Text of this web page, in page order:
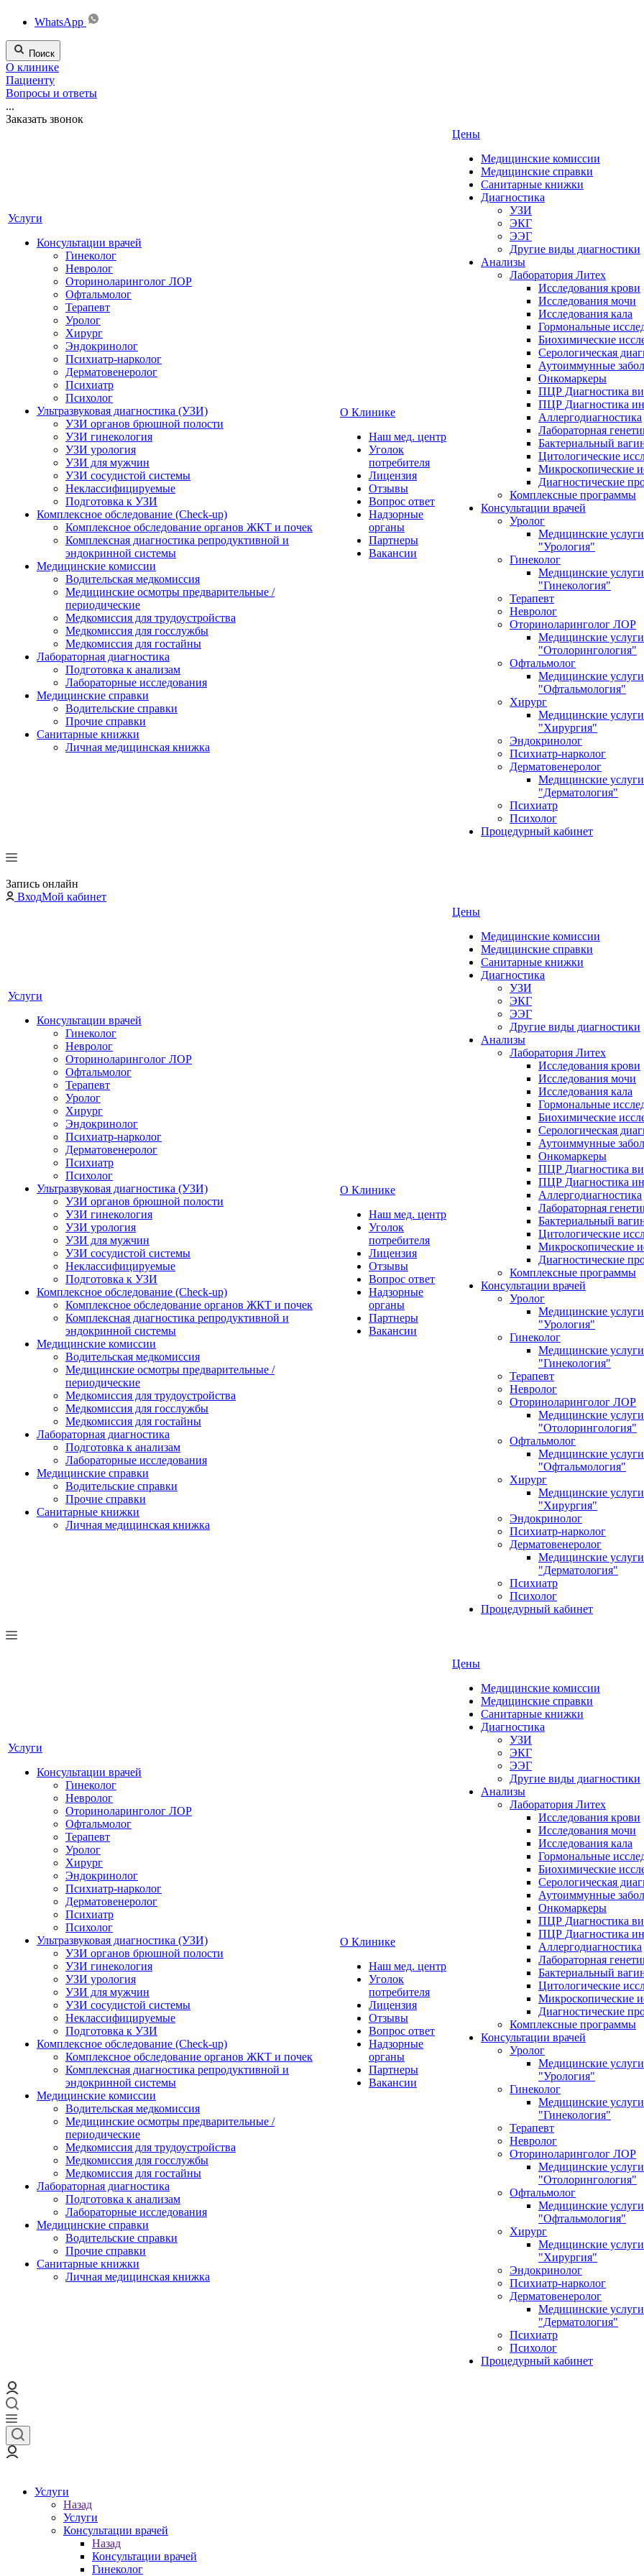
WhatsApp
Поиск
О клинике
Пациенту
Вопросы и ответы
...
Заказать звонок
Услуги
Консультации врачей
Гинеколог
Невролог
Оториноларинголог ЛОР
Офтальмолог
Терапевт
Уролог
Хирург
Эндокринолог
Психиатр-нарколог
Дерматовенеролог
Психиатр
Психолог
Ультразвуковая диагностика (УЗИ)
УЗИ органов брюшной полости
УЗИ гинекология
УЗИ урология
УЗИ для мужчин
УЗИ сосудистой системы
Неклассифицируемые
Подготовка к УЗИ
Комплексное обследование (Check-up)
Комплексное обследование органов ЖКТ и почек
Комплексная диагностика репродуктивной и
эндокринной системы
Медицинские комиссии
Водительская медкомиссия
Медицинские осмотры предварительные /
периодические
Медкомиссия для трудоустройства
Медкомиссия для госслужбы
Медкомиссия для гостайны
Лабораторная диагностика
Подготовка к анализам
Лабораторные исследования
Медицинские справки
Водительские справки
Прочие справки
Санитарные книжки
Личная медицинская книжка
О Клинике
Наш мед. центр
Уголок
потребителя
Лицензия
Отзывы
Вопрос ответ
Надзорные
органы
Партнеры
Вакансии
Цены
Медицинские комиссии
Медицинские справки
Санитарные книжки
Диагностика
УЗИ
ЭКГ
ЭЭГ
Другие виды диагностики
Анализы
Лаборатория Литех
Исследования крови
Исследования мочи
Исследования кала
Гормональные
Биохимические
Серологическая
Аутоиммунные
Онкомаркеры
ПЦР Диагностика
ПЦР Диагностика
Аллергодиагностика
Лабораторная
Бактериальный
Цитологические
Микроскопические
Диагностические
Комплексные программы
Консультации врачей
Уролог
Медицинские
"Урология"
Гинеколог
Медицинские
"Гинекология"
Терапевт
Невролог
Оториноларинголог ЛОР
Медицинские
"Отолорингология"
Офтальмолог
Медицинские
"Офтальмология"
Хирург
Медицинские
"Хирургия"
Эндокринолог
Психиатр-нарколог
Дерматовенеролог
Медицинские
"Дерматология"
Психиатр
Психолог
Процедурный кабинет
Запись онлайн
ВходМой кабинет
Услуги
Консультации врачей
Гинеколог
Невролог
Оториноларинголог ЛОР
Офтальмолог
Терапевт
Уролог
Хирург
Эндокринолог
Психиатр-нарколог
Дерматовенеролог
Психиатр
Психолог
Ультразвуковая диагностика (УЗИ)
УЗИ органов брюшной полости
УЗИ гинекология
УЗИ урология
УЗИ для мужчин
УЗИ сосудистой системы
Неклассифицируемые
Подготовка к УЗИ
Комплексное обследование (Check-up)
Комплексное обследование органов ЖКТ и почек
Комплексная диагностика репродуктивной и
эндокринной системы
Медицинские комиссии
Водительская медкомиссия
Медицинские осмотры предварительные /
периодические
Медкомиссия для трудоустройства
Медкомиссия для госслужбы
Медкомиссия для гостайны
Лабораторная диагностика
Подготовка к анализам
Лабораторные исследования
Медицинские справки
Водительские справки
Прочие справки
Санитарные книжки
Личная медицинская книжка
О Клинике
Наш мед. центр
Уголок
потребителя
Лицензия
Отзывы
Вопрос ответ
Надзорные
органы
Партнеры
Вакансии
Цены
Медицинские комиссии
Медицинские справки
Санитарные книжки
Диагностика
УЗИ
ЭКГ
ЭЭГ
Другие виды диагностики
Анализы
Лаборатория Литех
Исследования крови
Исследования мочи
Исследования кала
Гормональные
Биохимические
Серологическая
Аутоиммунные
Онкомаркеры
ПЦР Диагностика
ПЦР Диагностика
Аллергодиагностика
Лабораторная
Бактериальный
Цитологические
Микроскопические
Диагностические
Комплексные программы
Консультации врачей
Уролог
Медицинские
"Урология"
Гинеколог
Медицинские
"Гинекология"
Терапевт
Невролог
Оториноларинголог ЛОР
Медицинские
"Отолорингология"
Офтальмолог
Медицинские
"Офтальмология"
Хирург
Медицинские
"Хирургия"
Эндокринолог
Психиатр-нарколог
Дерматовенеролог
Медицинские
"Дерматология"
Психиатр
Психолог
Процедурный кабинет
Услуги
Консультации врачей
Гинеколог
Невролог
Оториноларинголог ЛОР
Офтальмолог
Терапевт
Уролог
Хирург
Эндокринолог
Психиатр-нарколог
Дерматовенеролог
Психиатр
Психолог
Ультразвуковая диагностика (УЗИ)
УЗИ органов брюшной полости
УЗИ гинекология
УЗИ урология
УЗИ для мужчин
УЗИ сосудистой системы
Неклассифицируемые
Подготовка к УЗИ
Комплексное обследование (Check-up)
Комплексное обследование органов ЖКТ и почек
Комплексная диагностика репродуктивной и
эндокринной системы
Медицинские комиссии
Водительская медкомиссия
Медицинские осмотры предварительные /
периодические
Медкомиссия для трудоустройства
Медкомиссия для госслужбы
Медкомиссия для гостайны
Лабораторная диагностика
Подготовка к анализам
Лабораторные исследования
Медицинские справки
Водительские справки
Прочие справки
Санитарные книжки
Личная медицинская книжка
О Клинике
Наш мед. центр
Уголок
потребителя
Лицензия
Отзывы
Вопрос ответ
Надзорные
органы
Партнеры
Вакансии
Цены
Медицинские комиссии
Медицинские справки
Санитарные книжки
Диагностика
УЗИ
ЭКГ
ЭЭГ
Другие виды диагностики
Анализы
Лаборатория Литех
Исследования крови
Исследования мочи
Исследования кала
Гормональные
Биохимические
Серологическая
Аутоиммунные
Онкомаркеры
ПЦР Диагностика
ПЦР Диагностика
Аллергодиагностика
Лабораторная
Бактериальный
Цитологические
Микроскопические
Диагностические
Комплексные программы
Консультации врачей
Уролог
Медицинские
"Урология"
Гинеколог
Медицинские
"Гинекология"
Терапевт
Невролог
Оториноларинголог ЛОР
Медицинские
"Отолорингология"
Офтальмолог
Медицинские
"Офтальмология"
Хирург
Медицинские
"Хирургия"
Эндокринолог
Психиатр-нарколог
Дерматовенеролог
Медицинские
"Дерматология"
Психиатр
Психолог
Процедурный кабинет
Услуги
Назад
Услуги
Консультации врачей
Назад
Консультации врачей
Гинеколог